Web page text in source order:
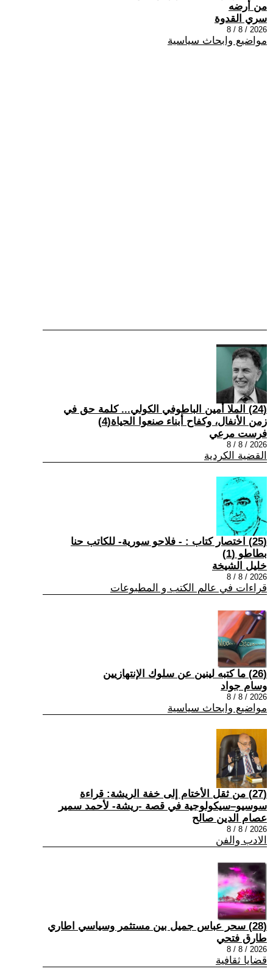
من أرضه
سري القدوة
2026 / 8 / 8
مواضيع وابحاث سياسية
(24) الملا أمين الباطوفي الكولي... كلمة حق في
زمن الأنفال، وكفاح أبناء صنعوا الحياة(4)
فرست مرعي
2026 / 8 / 8
القضية الكردية
(25) اختصار كتاب : - فلاحو سورية- للكاتب حنا
بطاطو (1)
خليل الشيخة
2026 / 8 / 8
قراءات في عالم الكتب و المطبوعات
(26) ما كتبه لينين عن سلوك الإنتهازيين
وسام جواد
2026 / 8 / 8
مواضيع وابحاث سياسية
(27) من ثقل الأختام إلى خفة الريشة: قراءة
سوسيو–سيكولوجية في قصة -ريشة- لأحمد سمير
عصام الدين صالح
2026 / 8 / 8
الادب والفن
(28) سحر عباس جميل بين مستثمر وسياسي اطاري
طارق فتحي
2026 / 8 / 8
قضايا ثقافية